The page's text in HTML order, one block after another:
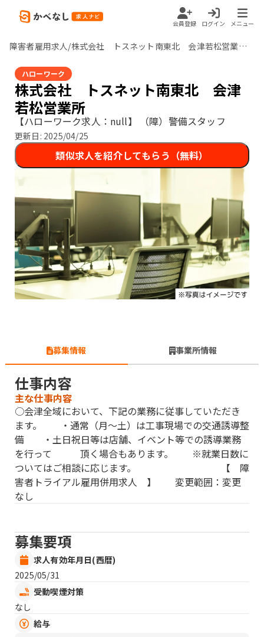
会員登録 ログイン メニュー
障害者雇用求人/株式会社 トスネット南東北 会津若松営業所/null
ハローワーク
株式会社 トスネット南東北 会津
若松営業所
【ハローワーク求人：null】 （障）警備スタッフ
更新日: 2025/04/25
類似求人を紹介してもらう（無料）
募集情報 事業所情報
仕事内容
主な仕事内容
○会津全域において、下記の業務に従事していただき
ます。 ・通常（月〜土）は工事現場での交通誘導整
備 ・土日祝日等は店舗、イベント等での誘導業務
を行って 頂く場合もあります。 ※就業日数に
ついてはご相談に応じます。 【 障
害者トライアル雇用併用求人 】 変更範囲：変更
なし
募集要項
求人有効年月日(西暦)
2025/05/31
受動喫煙対策
なし
給与